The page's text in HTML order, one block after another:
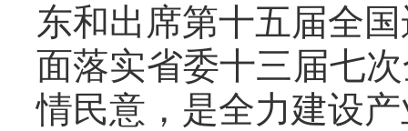
东和出席第十五届全
面落实省委十三届七
情民意，是全力建设